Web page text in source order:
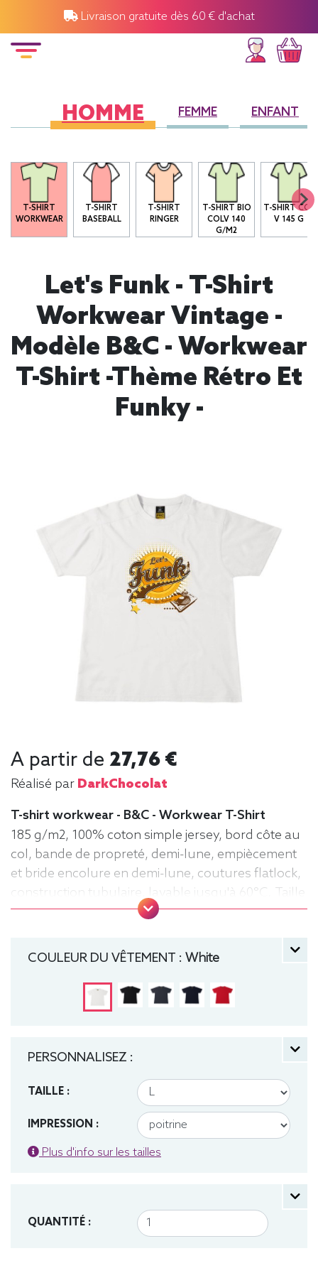
Livraison gratuite dès 60 € d'achat
HOMME FEMME ENFANT
T-SHIRT
WORKWEAR
T-SHIRT
BASEBALL
T-SHIRT
RINGER
T-SHIRT BIO
COLV 140
G/M2
T-SHIRT COL
V 145 G
Let's Funk - T-Shirt
Workwear Vintage -
Modèle B&C - Workwear
T-Shirt -thème Rétro Et
Funky -
A partir de 27,76 €
Réalisé par DarkChocolat
T-shirt workwear - B&C - Workwear T-Shirt
185 g/m2, 100% coton simple jersey, bord côte au
col, bande de propreté, demi-lune, empiècement
et bride encolure en demi-lune, coutures flatlock,
construction tubulaire, lavable jusqu'à 60°C. Taille
S à 4XL. Tee-shirt, manche courte, Homme, Col
COULEUR DU VÊTEMENT : White
PERSONNALISEZ :
TAILLE :
IMPRESSION :
Plus d'info sur les tailles
QUANTITÉ :